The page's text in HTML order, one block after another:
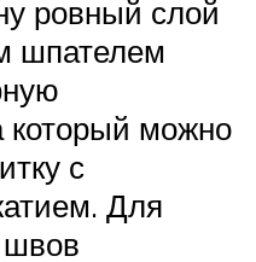
ровный слой
шпателем
который можно
с
Для
швов